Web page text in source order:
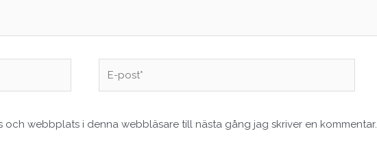
post*
och webbplats i denna webbläsare till nästa gång jag skriver en kommentar.